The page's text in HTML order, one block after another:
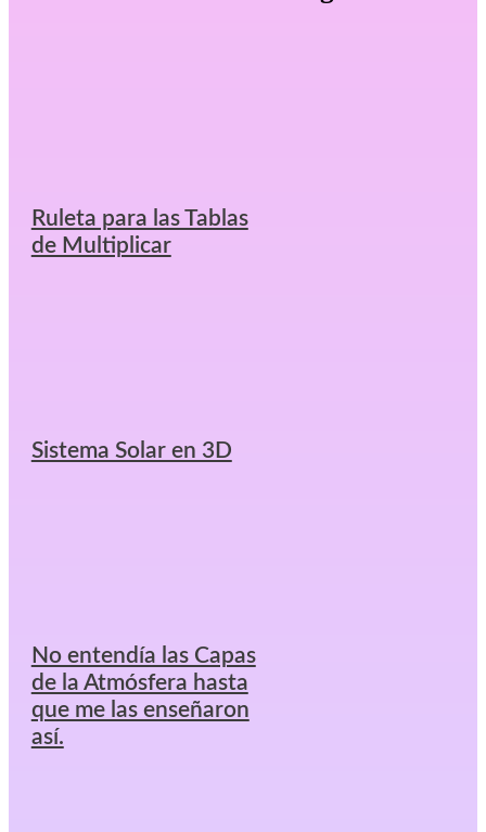
Ruleta para las Tablas
de Multiplicar
Sistema Solar en 3D
No entendía las Capas
de la Atmósfera hasta
que me las enseñaron
así.